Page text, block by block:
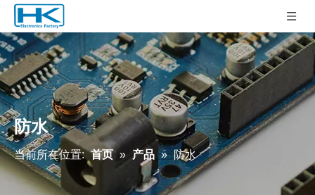
防水
当前所在位置: 首页 » 产品 » 防水